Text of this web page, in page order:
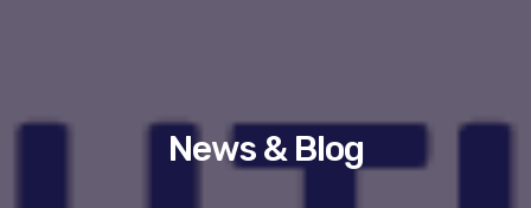
News & Blog